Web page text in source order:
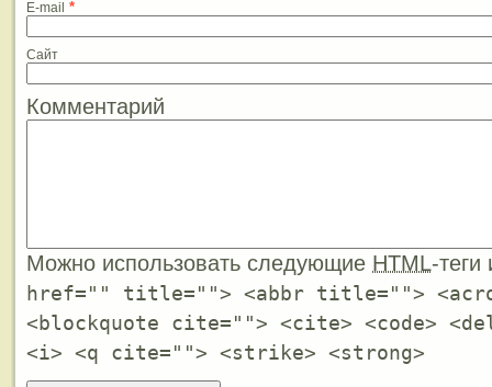
E-mail *
Сайт
Комментарий
Можно использовать следующие HTML-
href="" title=""> <abbr title="">
<blockquote cite=""> <cite> <code>
<i> <q cite=""> <strike> <strong>